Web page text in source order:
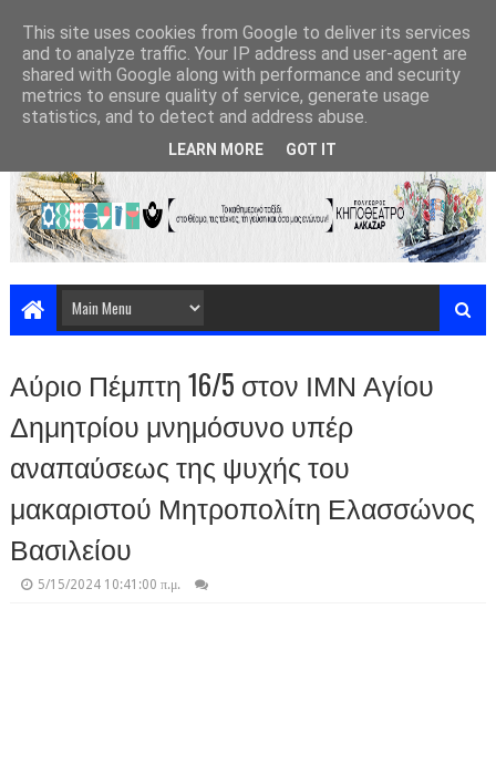
Αύριο Πέμπτη 16/5 στον ΙΜΝ Αγίου
Δημητρίου μνημόσυνο υπέρ
αναπαύσεως της ψυχής του
μακαριστού Μητροπολίτη Ελασσώνος
Βασιλείου
5/15/2024 10:41:00 π.μ.
This site uses cookies from Google to deliver its services
and to analyze traffic. Your IP address and user-agent are
shared with Google along with performance and security
metrics to ensure quality of service, generate usage
statistics, and to detect and address abuse.
LEARN MORE GOT IT